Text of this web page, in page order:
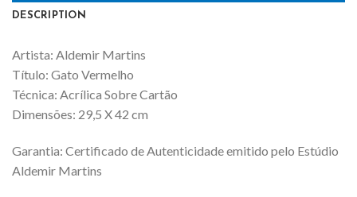
DESCRIPTION
Artista: Aldemir Martins
Título: Gato Vermelho
Técnica: Acrílica Sobre Cartão
Dimensões: 29,5 X 42 cm
Garantia: Certificado de Autenticidade emitido pelo Estúdio
Aldemir Martins